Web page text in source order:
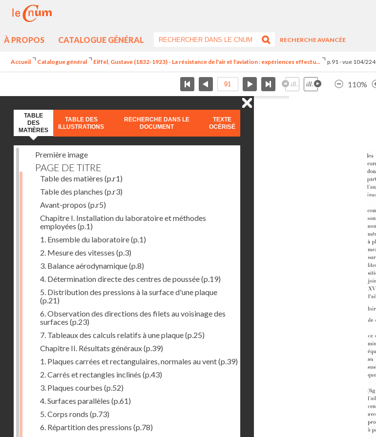
À PROPOS CATALOGUE GÉNÉRAL
RECHERCHE AVANCÉE
Accueil Catalogue général Eiffel, Gustave (1832-1923) - La résistance de l'air et l'aviation : expériences effectu... p.91 - vue 104/224
110%
TABLE
DES
MATIÈRES
TABLE DES
ILLUSTRATIONS
RECHERCHE DANS LE
DOCUMENT
TEXTE
OCÉRISÉ
Première image
PAGE DE TITRE
Table des matières (p.r1)
Table des planches (p.r3)
Avant-propos (p.r5)
Chapitre I. Installation du laboratoire et méthodes
employées (p.1)
1. Ensemble du laboratoire(p.1)
2. Mesure des vitesses (p.3)
3. Balance aérodynamique(p.8)
4. Détermination directe des centres de poussée(p.19)
5. Distribution des pressions à la surface d'une plaque
(p.21)
6. Observation des directions des filets au voisinage des
surfaces (p.23)
7. Tableaux des calculs relatifs à une plaque(p.25)
Chapitre II. Résultats généraux(p.39)
1. Plaques carrées et rectangulaires, normales au vent(p.39)
2. Carrés et rectangles inclinés (p.43)
3. Plaques courbes (p.52)
4. Surfaces parallèles (p.61)
5. Corps ronds (p.73)
6. Répartition des pressions (p.78)